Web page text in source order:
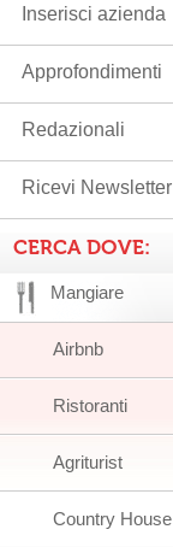
Inserisci azienda
Approfondimenti
Redazionali
Ricevi Newsletter
CERCA DOVE:
Mangiare
Airbnb
Ristoranti
Agriturist
Country House